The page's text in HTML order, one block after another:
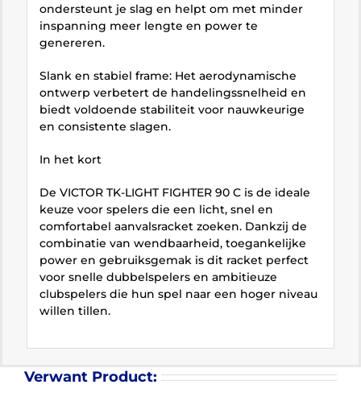
ondersteunt je slag en helpt om met minder
inspanning meer lengte en power te
genereren.
Slank en stabiel frame: Het aerodynamische
ontwerp verbetert de handelingssnelheid en
biedt voldoende stabiliteit voor nauwkeurige
en consistente slagen.
In het kort
De VICTOR TK-LIGHT FIGHTER 90 C is de ideale
keuze voor spelers die een licht, snel en
comfortabel aanvalsracket zoeken. Dankzij de
combinatie van wendbaarheid, toegankelijke
power en gebruiksgemak is dit racket perfect
voor snelle dubbelspelers en ambitieuze
clubspelers die hun spel naar een hoger niveau
willen tillen.
Verwant Product: